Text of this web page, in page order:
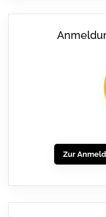
Zur